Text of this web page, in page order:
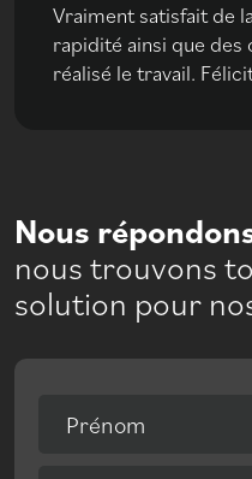
Vraiment satisfait de
rapidité ainsi que
réalisé le travail.
Nous
nous trouvons
solution pour
Prénom